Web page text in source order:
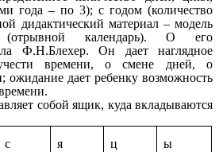
года – по 3); с годом (количество
дидактический материал – модель
(отрывной календарь). О его
Ф.Н.Блехер. Он дает наглядное
времени, о смене дней, о
ожидание дает ребенку возможность
собой ящик, куда вкладываются
с я ц ы